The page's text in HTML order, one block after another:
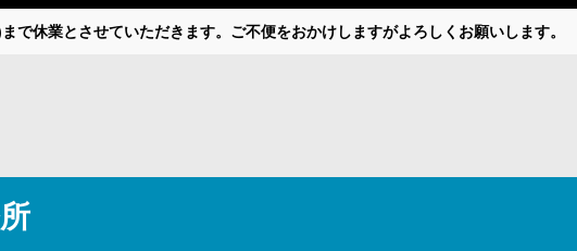
休業とさせていただきます。ご不便をおかけしますがよろしくお願いします。